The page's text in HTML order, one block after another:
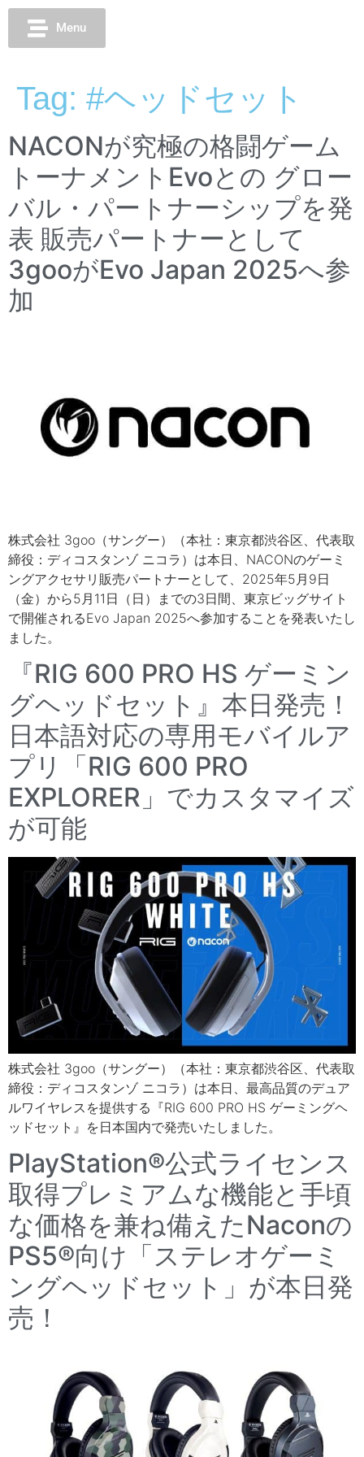
Menu
Tag: #ヘッドセット
NACONが究極の格闘ゲーム
トーナメントEvoとの グロー
バル・パートナーシップを発
表 販売パートナーとして
3gooがEvo Japan 2025へ参
加
株式会社 3goo（サングー）（本社：東京都渋谷区、代表取
締役：ディコスタンゾ ニコラ）は本日、NACONのゲーミ
ングアクセサリ販売パートナーとして、2025年5月9日
（金）から5月11日（日）までの3日間、東京ビッグサイト
で開催されるEvo Japan 2025へ参加することを発表いたし
ました。
『RIG 600 PRO HS ゲーミン
グヘッドセット』本日発売！
日本語対応の専用モバイルア
プリ「RIG 600 PRO
EXPLORER」でカスタマイズ
が可能
株式会社 3goo（サングー）（本社：東京都渋谷区、代表取
締役：ディコスタンゾ ニコラ）は本日、最高品質のデュア
ルワイヤレスを提供する『RIG 600 PRO HS ゲーミングヘ
ッドセット』を日本国内で発売いたしました。
PlayStation®公式ライセンス
取得プレミアムな機能と手頃
な価格を兼ね備えたNaconの
PS5®向け「ステレオゲーミ
ングヘッドセット」が本日発
売！